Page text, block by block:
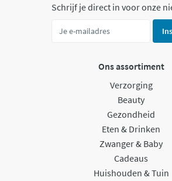
Schrijf je direct in voor onze
Ons assortiment
Verzorging
Beauty
Gezondheid
Eten & Drinken
Zwanger & Baby
Cadeaus
Huishouden & Tuin